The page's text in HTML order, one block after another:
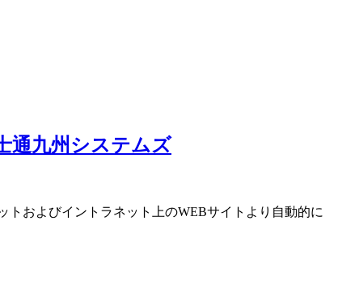
通九州システムズ
トおよびイントラネット上のWEBサイトより自動的に